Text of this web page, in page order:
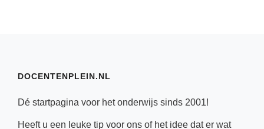
DOCENTENPLEIN.NL
Dé startpagina voor het onderwijs sinds 2001!
Heeft u een leuke tip voor ons of het idee dat er wat